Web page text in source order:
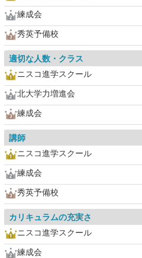
練成会
秀英予備校
適切な人数・クラス
ニスコ進学スクール
北大学力増進会
練成会
講師
ニスコ進学スクール
練成会
秀英予備校
カリキュラムの充実さ
ニスコ進学スクール
練成会